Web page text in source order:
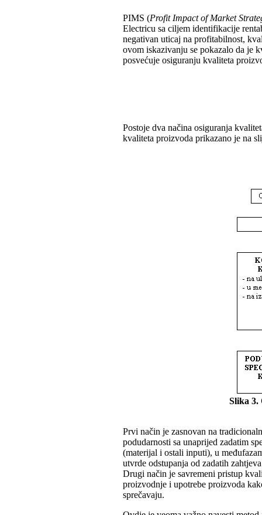
PIMS (Profit Impact of Market
Electricu sa ciljem identifikacije
negativan uticaj na profitabilnost,
ovom iskazivanju se pokazalo da je
posvećuje osiguranju kvaliteta
Postoje dva načina osiguranja
kvaliteta proizvoda prikazano je na
Slika 3.
Prvi način je zasnovan na
podudarnosti sa unaprijed zadatim
(materijal i ostali inputi), u
utvrde odstupanja od zadatih
Drugi način je savremeni pristup
proizvodnje i upotrebe proizvoda
sprečavaju.